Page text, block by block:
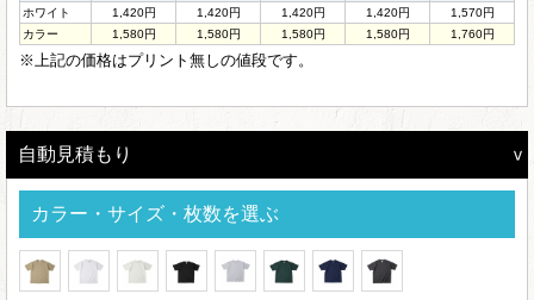
ホワイト
1,420円 1,420円 1,420円 1,420円
1,570円
カラー
1,580円 1,580円 1,580円 1,580円 1,760円
※上記の価格はプリント無しの値段です。
自動見積もり
カラー・サイズ・枚数を選ぶ